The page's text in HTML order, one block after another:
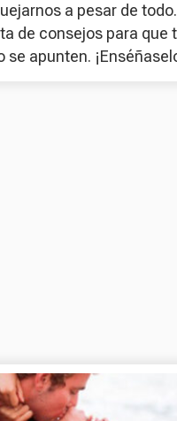
a pesar de
de consejos para que
se apunten.